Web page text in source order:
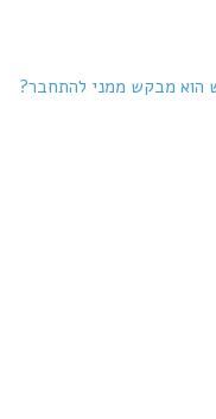
הוא מבקש ממני להתחבר?